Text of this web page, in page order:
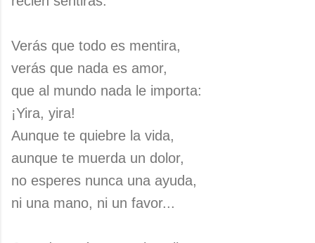
Verás que todo es mentira,
verás que nada es amor,
que al mundo nada le importa:
¡Yira, yira!
Aunque te quiebre la vida,
aunque te muerda un dolor,
no esperes nunca una ayuda,
ni una mano, ni un favor...